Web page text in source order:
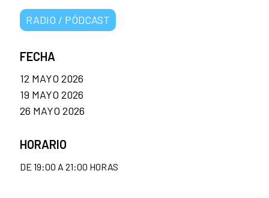
RADIO / PÓDCAST
FECHA
12 MAYO 2026
19 MAYO 2026
26 MAYO 2026
HORARIO
DE 19:00 A 21:00 HORAS